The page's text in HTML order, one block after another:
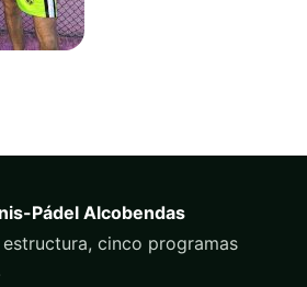
Pádel Alcobendas
estructura, cinco programas